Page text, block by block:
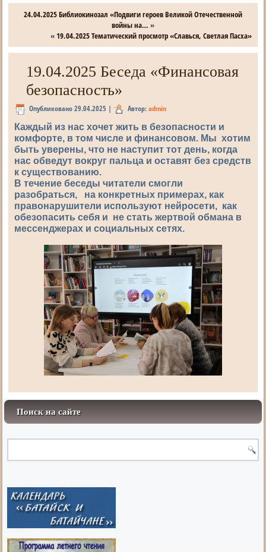
24.04.2025 Библиокинозал «Подвиги героев Великой Отечественной
войны на… »
«19.04.2025 Тематический просмотр «Славься, Светлая Пасха»
19.04.2025 Беседа «Финансовая
безопасность»
Опубликовано 29.04.2025 | Автор: admin
Каждый из нас хочет жить в безопасности и
комфорте, в том числе и финансовом. Мы хотим
быть уверены, что не наступит тот день, когда
нас обведут вокруг пальца и оставят без средств
к существованию.
В течение беседы читатели смогли
разобраться, на конкретных примерах, как
правонарушители используют нейросети, как
обезопасить себя и не стать жертвой обмана в
мессенджерах и социальных сетях.
Поиск на сайте